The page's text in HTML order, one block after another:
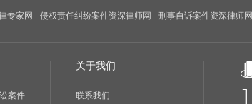
专家网 侵权责任纠纷案件资深律师网 刑事自诉案件资深律师网
案件
关于我们
联系我们